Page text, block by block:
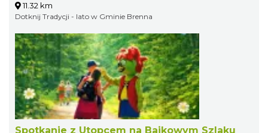
11.32 km
Dotknij Tradycji - lato w Gminie Brenna
Spotkanie z Utopcem na Bajkowym Szlaku